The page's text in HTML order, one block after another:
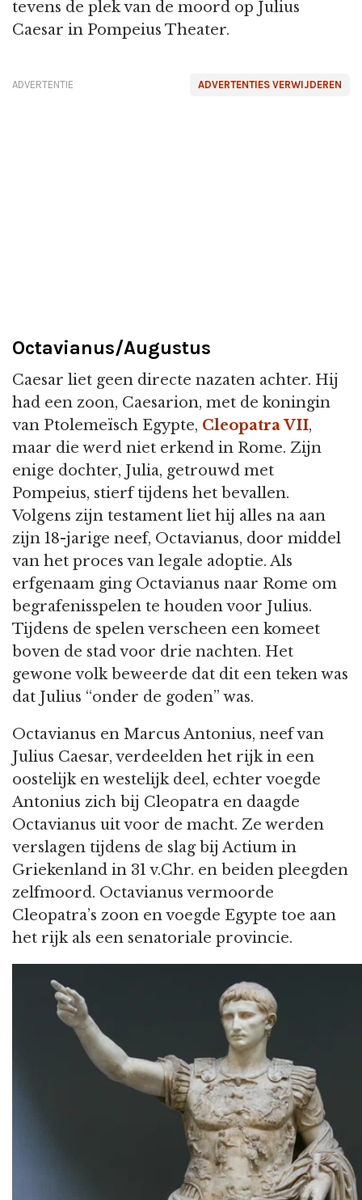
tevens de plek van de moord op Julius
Caesar in Pompeius Theater.
ADVERTENTIES VERWIJDEREN
ADVERTENTIE
Octavianus/Augustus
Caesar liet geen directe nazaten achter. Hij
had een zoon, Caesarion, met de koningin
van Ptolemeïsch Egypte, Cleopatra VII,
maar die werd niet erkend in Rome. Zijn
enige dochter, Julia, getrouwd met
Pompeius, stierf tijdens het bevallen.
Volgens zijn testament liet hij alles na aan
zijn 18-jarige neef, Octavianus, door middel
van het proces van legale adoptie. Als
erfgenaam ging Octavianus naar Rome om
begrafenisspelen te houden voor Julius.
Tijdens de spelen verscheen een komeet
boven de stad voor drie nachten. Het
gewone volk beweerde dat dit een teken was
dat Julius “onder de goden” was.
Octavianus en Marcus Antonius, neef van
Julius Caesar, verdeelden het rijk in een
oostelijk en westelijk deel, echter voegde
Antonius zich bij Cleopatra en daagde
Octavianus uit voor de macht. Ze werden
verslagen tijdens de slag bij Actium in
Griekenland in 31 v.Chr. en beiden pleegden
zelfmoord. Octavianus vermoorde
Cleopatra’s zoon en voegde Egypte toe aan
het rijk als een senatoriale provincie.